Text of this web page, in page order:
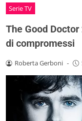
Serie TV
The Good Doctor
di compromessi
Roberta Gerboni -